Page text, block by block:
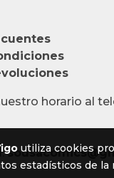
horario al
utiliza cookies
estadísticos de la